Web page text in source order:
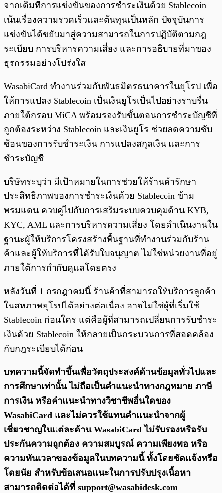
จากเดิมที่การแข่งขันของการชำระเงินด้วย Stablecoin
เน้นเรื่องความรวดเร็วและต้นทุนเป็นหลัก ปัจจุบันการ
แข่งขันได้ขยับมาสู่ความสามารถในการปฏิบัติตามกฎ
ระเบียบ การบริหารความเสี่ยง และการอธิบายที่มาของ
ธุรกรรมอย่างโปร่งใส
WasabiCard ทำงานร่วมกับพันธมิตรธนาคารในยุโรป เพื่อ
ให้การแปลง Stablecoin เป็นเงินยูโรเป็นไปอย่างราบรื่น
ภายใต้กรอบ MiCA พร้อมรองรับขั้นตอนการชำระบัญชีที่
ถูกต้องระหว่าง Stablecoin และเงินยูโร ช่วยลดความซับ
ซ้อนของการรับชำระเงิน การแปลงสกุลเงิน และการ
ชำระบัญชี
บริษัทระบุว่า มีเป้าหมายในการช่วยให้ร้านค้ารักษา
ประสิทธิภาพของการชำระเงินด้วย Stablecoin ข้าม
พรมแดน ควบคู่ไปกับการเสริมระบบควบคุมด้าน KYB,
KYC, AML และการบริหารความเสี่ยง โดยดำเนินงานใน
ฐานะผู้ให้บริการโครงสร้างพื้นฐานที่ทำงานร่วมกับร้าน
ค้าและผู้ให้บริการที่ได้รับใบอนุญาต ไม่ใช่หน่วยงานที่อยู่
ภายใต้การกำกับดูแลโดยตรง
หลังวันที่ 1 กรกฎาคมนี้ ร้านค้าที่สามารถให้บริการลูกค้า
ในสหภาพยุโรปได้อย่างต่อเนื่อง อาจไม่ใช่ผู้ที่เริ่มใช้
Stablecoin ก่อนใคร แต่คือผู้ที่สามารถเปลี่ยนการรับชำระ
เงินด้วย Stablecoin ให้กลายเป็นกระบวนการที่สอดคล้อง
กับกฎระเบียบได้ก่อน
บทความนี้จัดทำขึ้นเพื่อวัตถุประสงค์ด้านข้อมูลทั่วไปและ
การศึกษาเท่านั้น ไม่ถือเป็นคำแนะนำทางกฎหมาย ภาษี
การเงิน หรือคำแนะนำทางวิชาชีพอื่นใดของ
WasabiCard และไม่ควรใช้แทนคำแนะนำจากผู้
เชี่ยวชาญในแต่ละด้าน WasabiCard ไม่รับรองหรือรับ
ประกันความถูกต้อง ความสมบูรณ์ ความเพียงพอ หรือ
ความทันเวลาของข้อมูลในบทความนี้ ทั้งโดยชัดแจ้งหรือ
โดยนัย สำหรับข้อเสนอแนะในการปรับปรุงเนื้อหา
สามารถติดต่อได้ที่ support@wasabidesk.com